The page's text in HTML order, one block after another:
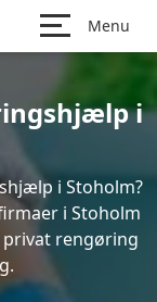
Menu
i
i Stoholm?
i Stoholm
rengøring